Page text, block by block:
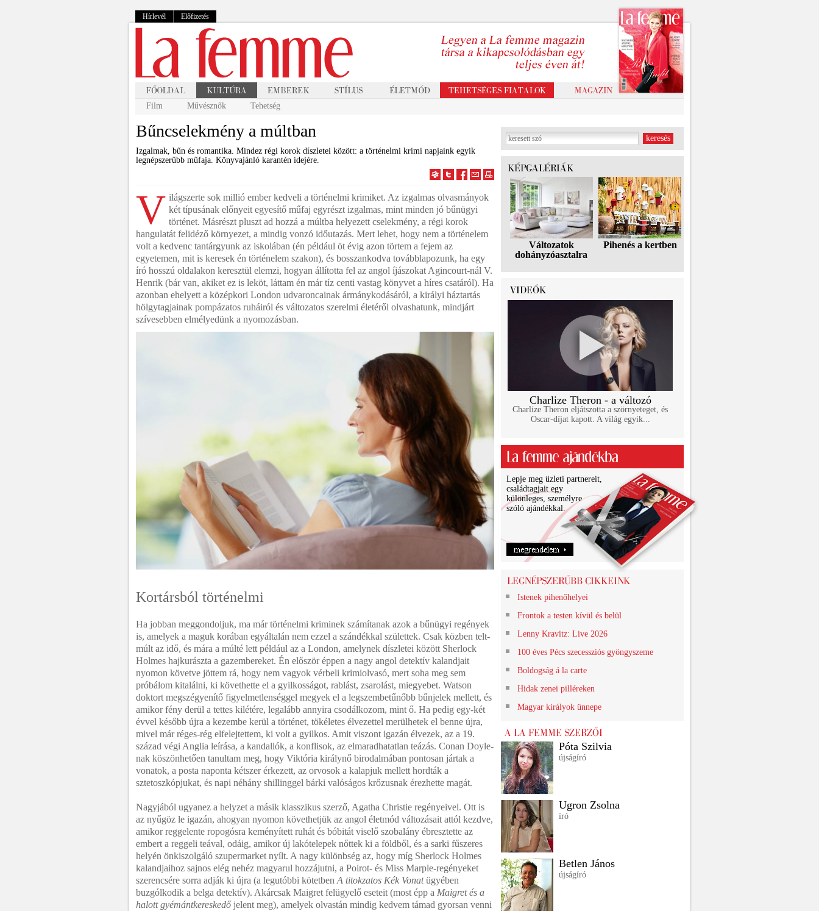
Hírlevél Előfizetés
Film Művésznők Tehetség
Bűncselekmény a múltban
Izgalmak, bűn és romantika. Mindez régi korok díszletei között: a történelmi krimi napjaink egyik
legnépszerűbb műfaja. Könyvajánló karantén idejére.
V ilágszerte sok millió ember kedveli a történelmi krimiket. Az izgalmas olvasmányok
két típusának előnyeit egyesítő műfaj egyrészt izgalmas, mint minden jó bűnügyi
történet. Másrészt pluszt ad hozzá a múltba helyezett cselekmény, a régi korok
hangulatát felidéző környezet, a mindig vonzó időutazás. Mert lehet, hogy nem a történelem
volt a kedvenc tantárgyunk az iskolában (én például öt évig azon törtem a fejem az
egyetemen, mit is keresek én történelem szakon), és bosszankodva továbblapozunk, ha egy
író hosszú oldalakon keresztül elemzi, hogyan állította fel az angol íjászokat Agincourt-nál V.
Henrik (bár van, akiket ez is leköt, láttam én már tíz centi vastag könyvet a híres csatáról). Ha
azonban ehelyett a középkori London udvaroncainak ármánykodásáról, a királyi háztartás
hölgytagjainak pompázatos ruháiról és változatos szerelmi életéről olvashatunk, mindjárt
szívesebben elmélyedünk a nyomozásban.
Kortársból történelmi
Ha jobban meggondoljuk, ma már történelmi kriminek számítanak azok a bűnügyi regények
is, amelyek a maguk korában egyáltalán nem ezzel a szándékkal születtek. Csak közben telt-
múlt az idő, és mára a múlté lett például az a London, amelynek díszletei között Sherlock
Holmes hajkurászta a gazembereket. Én először éppen a nagy angol detektív kalandjait
nyomon követve jöttem rá, hogy nem vagyok vérbeli krimiolvasó, mert soha meg sem
próbálom kitalálni, ki követhette el a gyilkosságot, rablást, zsarolást, miegyebet. Watson
doktort megszégyenítő figyelmetlenséggel megyek el a legszembetűnőbb bűnjelek mellett, és
amikor fény derül a tettes kilétére, legalább annyira csodálkozom, mint ő. Ha pedig egy-két
évvel később újra a kezembe kerül a történet, tökéletes élvezettel merülhetek el benne újra,
mivel már réges-rég elfelejtettem, ki volt a gyilkos. Amit viszont igazán élvezek, az a 19.
század végi Anglia leírása, a kandallók, a konflisok, az elmaradhatatlan teázás. Conan Doyle-
nak köszönhetően tanultam meg, hogy Viktória királynő birodalmában pontosan jártak a
vonatok, a posta naponta kétszer érkezett, az orvosok a kalapjuk mellett hordták a
sztetoszkópjukat, és napi néhány shillinggel bárki valóságos krőzusnak érezhette magát.
Nagyjából ugyanez a helyzet a másik klasszikus szerző, Agatha Christie regényeivel. Ott is
az nyűgöz le igazán, ahogyan nyomon követhetjük az angol életmód változásait attól kezdve,
amikor reggelente ropogósra keményített ruhát és bóbitát viselő szobalány ébresztette az
embert a reggeli teával, odáig, amikor új lakótelepek nőttek ki a földből, és a sarki fűszeres
helyén önkiszolgáló szupermarket nyílt. A nagy különbség az, hogy míg Sherlock Holmes
kalandjaihoz sajnos elég nehéz magyarul hozzájutni, a Poirot- és Miss Marple-regényeket
szerencsére sorra adják ki újra (a legutóbbi kötetben A titokzatos Kék Vonatügyében
buzgólkodik a belga detektív). Akárcsak Maigret felügyelő eseteit (most épp a Maigret és a
halott gyémántkereskedőjelent meg), amelyek olvastán mindig kedvem támad gyorsan venni
Változatok
dohányzóasztalra
Pihenés a kertben
Charlize Theron - a változó
Charlize Theron eljátszotta a szörnyeteget, és
Oscar-díjat kapott. A világ egyik...
Lepje meg üzleti partnereit,
családtagjait egy
különleges, személyre
szóló ajándékkal.
Istenek pihenőhelyei
Frontok a testen kívül és belül
Lenny Kravitz: Live 2026
100 éves Pécs szecessziós gyöngyszeme
Boldogság á la carte
Hidak zenei pilléreken
Magyar királyok ünnepe
Póta Szilvia
újságíró
Ugron Zsolna
író
Betlen János
újságíró